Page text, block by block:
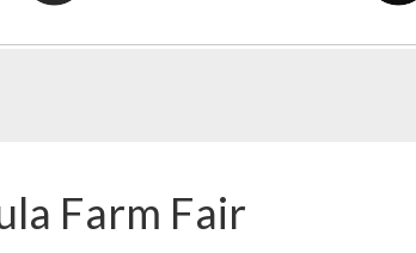
Farm Fair